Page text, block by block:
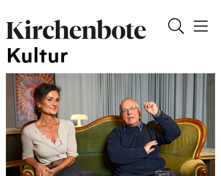
Kultur